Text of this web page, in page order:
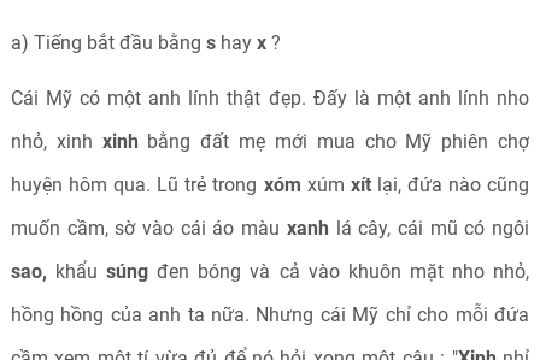
a) Tiếng bắt đầu bằng shay x?
Cái Mỹ có một anh lính thật đẹp. Đấy là một anh lính nho
nhỏ, xinh xinh bằng đất mẹ mới mua cho Mỹ phiên chợ
huyện hôm qua. Lũ trẻ trong xóm xúm xítlại, đứa nào cũng
muốn cầm, sờ vào cái áo màu xanh lá cây, cái mũ có ngôi
sao, khẩusúng đen bóng và cả vào khuôn mặt nho nhỏ,
hồng hồng của anh ta nữa. Nhưng cái Mỹ chỉ cho mỗi đứa